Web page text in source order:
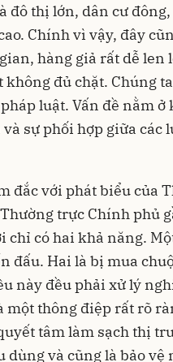
đô thị lớn, dân cư
Chính vì vậy, đây
hàng giả rất dễ len
không đủ chặt. Chúng
luật. Vấn đề nằm ở
sự phối hợp giữa các
đắc với phát biểu của
trực Chính phủ
chỉ có hai khả năng.
đấu. Hai là bị mua
này đều phải xử lý
một thông điệp rất rõ
tâm làm sạch thị
dùng và cũng là bảo vệ